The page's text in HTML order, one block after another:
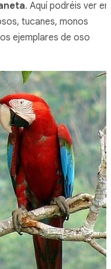
. Aquí podréis ver en
tucanes, monos
ejemplares de oso